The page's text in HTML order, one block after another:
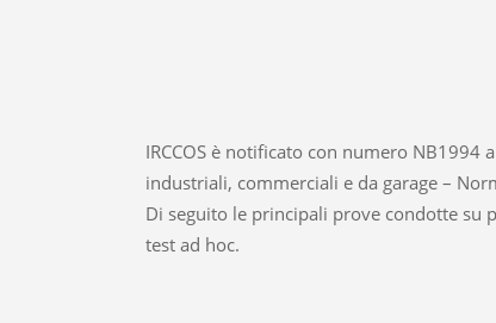
IRCCOS è notificato con numero NB1994
industriali, commerciali e da garage –
Di seguito le principali prove condotte su
test ad hoc.